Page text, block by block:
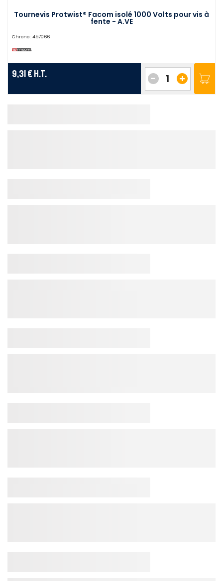
Tournevis Protwist® Facom isolé 1000 Volts pour vis à
fente - A.VE
Chrono : 457066
9,31 € H.T. +
-